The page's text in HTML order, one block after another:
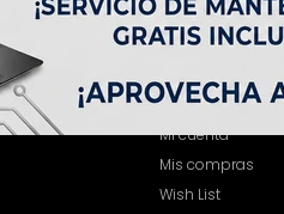
MI CUENTA
Mi cuenta
Mis compras
Wish List